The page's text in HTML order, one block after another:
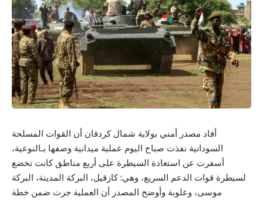
أفاد مصدر أمني بولاية شمال كردفان أن القوات المسلحة
السودانية نفذت صباح اليوم عملية ميدانية وصفها بـالنوعية،
أسفرت عن استعادة السيطرة على أربع مناطق كانت تخضع
لسيطرة قوات الدعم السريع، وهي: كازقيل، البركة المدينة، البركة
موسى، وعلوبة وأوضح المصدر أن العملية جرت ضمن خطة